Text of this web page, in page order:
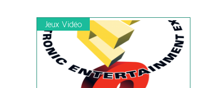
Jeux Vidéo